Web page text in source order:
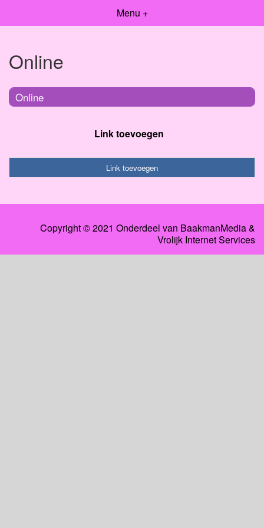
Menu +
Online
Online
Link toevoegen
Link toevoegen
Copyright © 2021 Onderdeel van BaakmanMedia&
Vrolijk Internet Services